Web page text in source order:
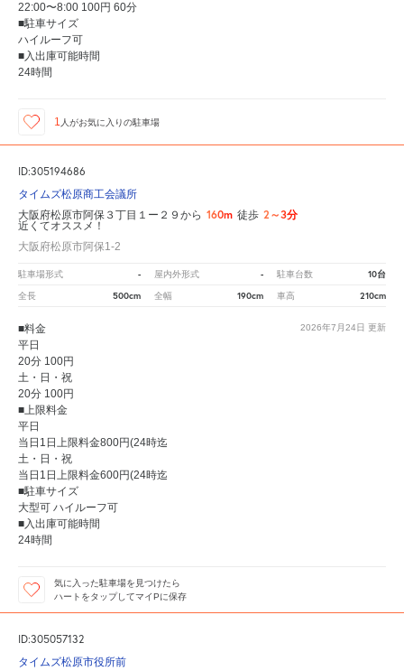
22:00〜8:00 100円 60分
■駐車サイズ
ハイルーフ可
■入出庫可能時間
24時間
1 人がお気に入りの駐車場
ID:305194686
タイムズ松原商工会議所
大阪府松原市阿保３丁目１ー２９から 160m 徒歩 2～3分
近くてオススメ！
大阪府松原市阿保1-2
駐車場形式 - 屋内外形式 - 駐車台数 10台
全長 500cm 全幅 190cm 車高 210cm
2026年7月24日 更新
■料金
平日
20分 100円
土・日・祝
20分 100円
■上限料金
平日
当日1日上限料金800円(24時迄
土・日・祝
当日1日上限料金600円(24時迄
■駐車サイズ
大型可 ハイルーフ可
■入出庫可能時間
24時間
気に入った駐車場を見つけたら
ハートをタップしてマイPに保存
ID:305057132
タイムズ松原市役所前